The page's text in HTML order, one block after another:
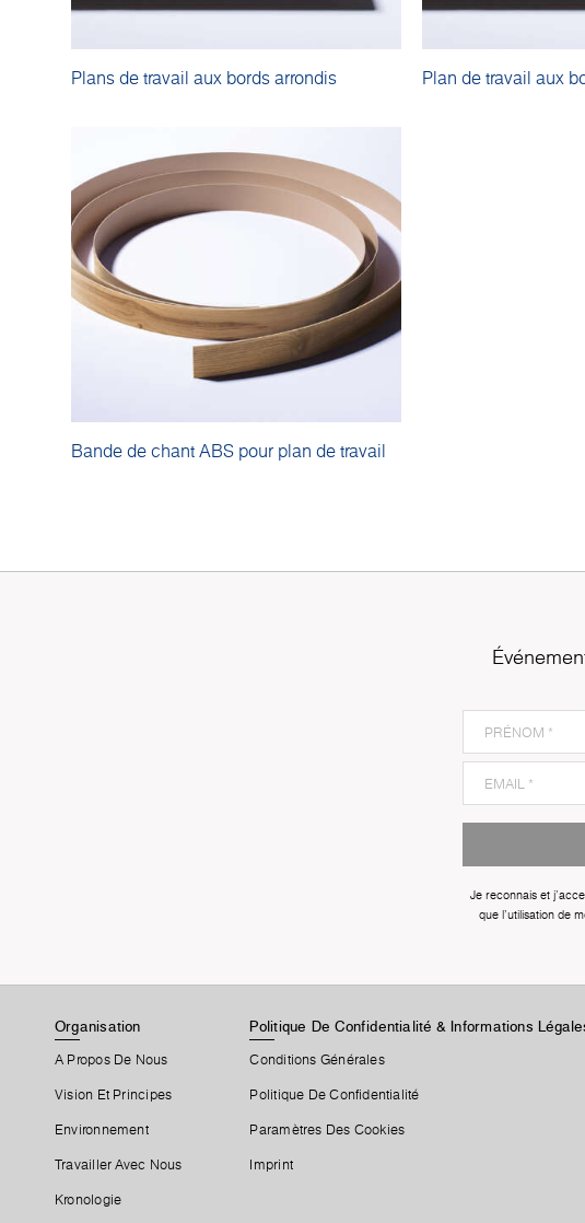
Plans de travail aux bords arrondis Plan de travail aux
Bande de chant ABS pour plan de travail
Je reconnais et
que l'utilisation de
Organisation
A Propos De Nous
Vision Et Principes
Environnement
Travailler Avec Nous
Kronologie
Politique De Confidentialité & Informations
Conditions Générales
Politique De Confidentialité
Paramètres Des Cookies
Imprint